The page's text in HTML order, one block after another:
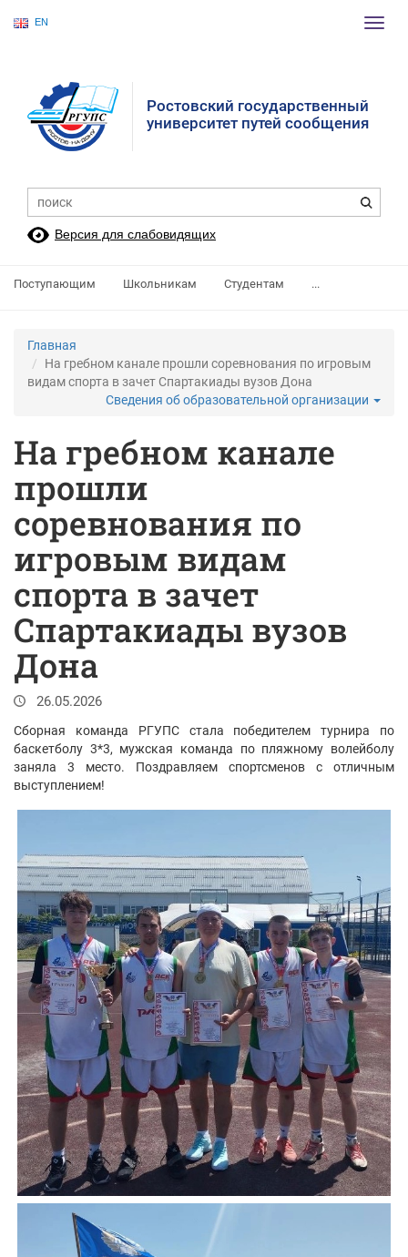
EN
Ростовский государственный
университет путей сообщения
Версия для слабовидящих
Поступающим Школьникам Студентам ...
Главная
На гребном канале прошли соревнования по игровым
видам спорта в зачет Спартакиады вузов Дона
Сведения об образовательной организации
На гребном канале
прошли
соревнования по
игровым видам
спорта в зачет
Спартакиады вузов
Дона
26.05.2026
Сборная команда РГУПС стала победителем турнира по
баскетболу 3*3, мужская команда по пляжному волейболу
заняла 3 место. Поздравляем спортсменов с отличным
выступлением!